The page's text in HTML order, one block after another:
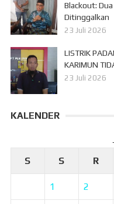
Blackout:
Ditinggalkan
23 Juli 2026
LISTRIK
KARIMUN
23 Juli 2026
KALENDER
S
S R
1 2